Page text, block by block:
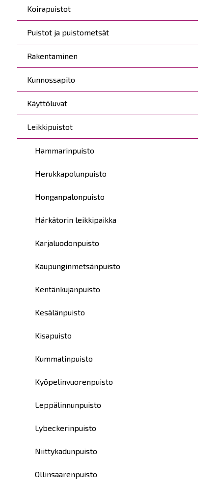
Koirapuistot
Puistot ja puistometsät
Rakentaminen
Kunnossapito
Käyttöluvat
Leikkipuistot
Hammarinpuisto
Herukkapolunpuisto
Honganpalonpuisto
Härkätorin leikkipaikka
Karjaluodonpuisto
Kaupunginmetsänpuisto
Kentänkujanpuisto
Kesälänpuisto
Kisapuisto
Kummatinpuisto
Kyöpelinvuorenpuisto
Leppälinnunpuisto
Lybeckerinpuisto
Niittykadunpuisto
Ollinsaarenpuisto